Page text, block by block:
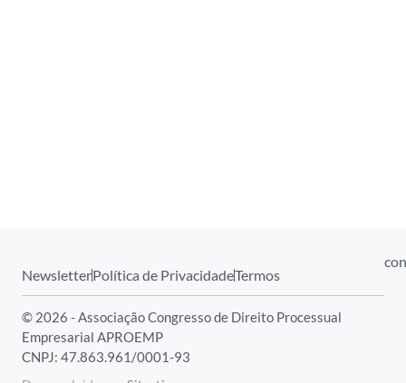
NewsletterPolítica de PrivacidadeTermos
© 2026 - Associação Congresso de Direito Processual
Empresarial APROEMP
CNPJ: 47.863.961/0001-93